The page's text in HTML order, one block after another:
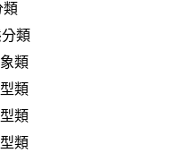
類
類
類
類
類
類